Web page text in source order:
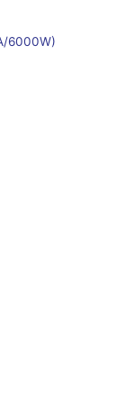
6000W)